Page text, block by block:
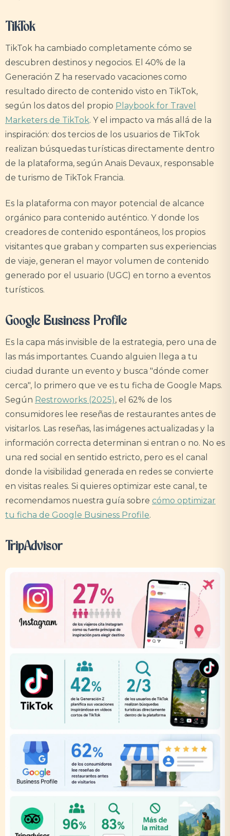
TikTok
TikTok ha cambiado completamente cómo se
descubren destinos y negocios. El 40% de la
Generación Z ha reservado vacaciones como
resultado directo de contenido visto en TikTok,
según los datos del propio Playbook for Travel
Marketers de TikTok. Y el impacto va más allá de la
inspiración: dos tercios de los usuarios de TikTok
realizan búsquedas turísticas directamente dentro
de la plataforma, según Anaïs Devaux, responsable
de turismo de TikTok Francia.
Es la plataforma con mayor potencial de alcance
orgánico para contenido auténtico. Y donde los
creadores de contenido espontáneos, los propios
visitantes que graban y comparten sus experiencias
de viaje, generan el mayor volumen de contenido
generado por el usuario (UGC) en torno a eventos
turísticos.
Google Business Profile
Es la capa más invisible de la estrategia, pero una de
las más importantes. Cuando alguien llega a tu
ciudad durante un evento y busca "dónde comer
cerca", lo primero que ve es tu ficha de Google Maps.
Según Restroworks (2025), el 62% de los
consumidores lee reseñas de restaurantes antes de
visitarlos. Las reseñas, las imágenes actualizadas y la
información correcta determinan si entran o no. No es
una red social en sentido estricto, pero es el canal
donde la visibilidad generada en redes se convierte
en visitas reales. Si quieres optimizar este canal, te
recomendamos nuestra guía sobre cómo optimizar
tu ficha de Google Business Profile.
TripAdvisor